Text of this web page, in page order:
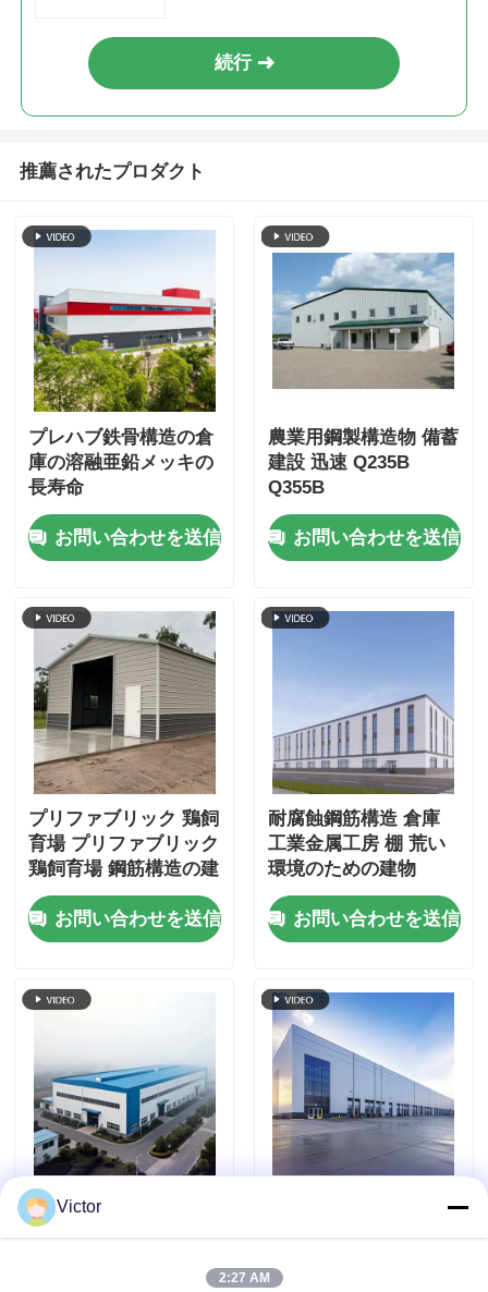
続行
推薦されたプロダクト
プレハブ鉄骨構造の倉
庫の溶融亜鉛メッキの
長寿命
お問い合わせを送信
農業用鋼製構造物 備蓄
建設 迅速 Q235B
Q355B
お問い合わせを送信
プリファブリック 鶏飼
育場 プリファブリック
鶏飼育場 鋼筋構造の建
物
お問い合わせを送信
耐腐蝕鋼筋構造 倉庫
工業金属工房 棚 荒い
環境のための建物
お問い合わせを送信
経済 プリファブリック
ワークショップ プリフ
農場 倉庫 倉庫 金属 建
Victor
2:27 AM